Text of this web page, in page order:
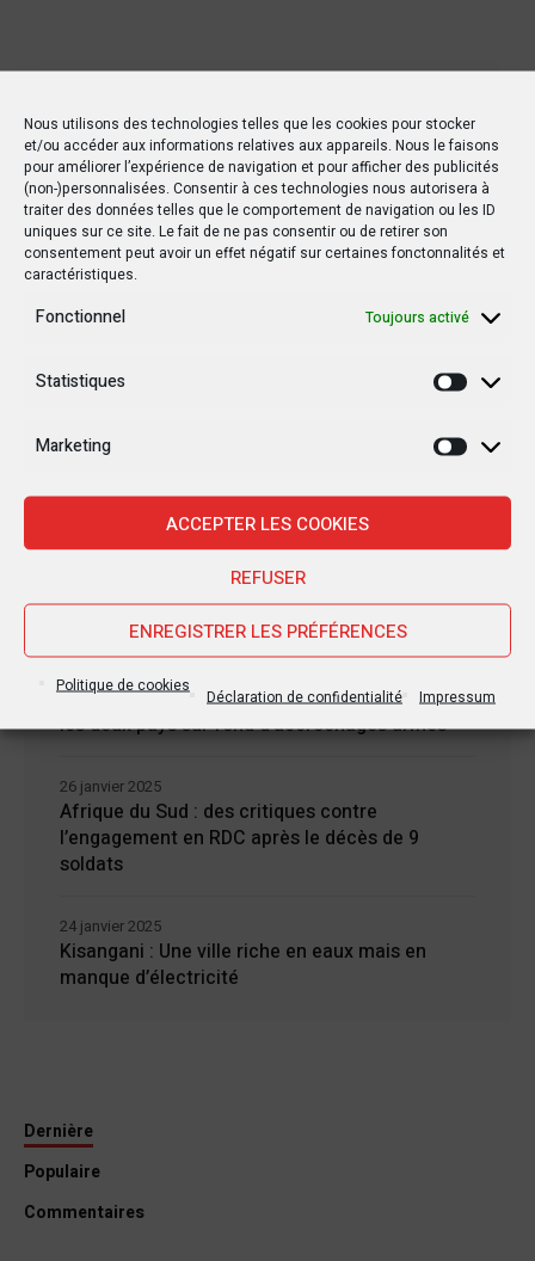
Nous utilisons des technologies telles que les cookies pour stocker
et/ou accéder aux informations relatives aux appareils. Nous le faisons
pour améliorer l’expérience de navigation et pour afficher des publicités
(non-)personnalisées. Consentir à ces technologies nous autorisera à
traiter des données telles que le comportement de navigation ou les ID
uniques sur ce site. Le fait de ne pas consentir ou de retirer son
consentement peut avoir un effet négatif sur certaines fonctonnalités et
caractéristiques.
Fonctionnel Toujours activé
Statistiques
Marketing
ACCEPTER LES COOKIES
REFUSER
ENREGISTRER LES PRÉFÉRENCES
Politique de cookies
Déclaration de confidentialité Impressum
Nouvelles Récentes
Jean-Noël Barrot, chef de la diplomatie
française en RDC : une visite sous haute
tension
30 janvier 2025
dégrade
28 janvier 2025
William Ruto convoque un sommet
extraordinaire de l’EAC pour un face à face
Rappel des diplomates congolais en poste à
Kigali : nouvelle escalade diplomatique entre
les deux pays sur fond d’accrochages armés
Afrique du Sud : des critiques contre
l’engagement en RDC après le décès de 9
soldats
26 janvier 2025
Kisangani : Une ville riche en eaux mais en
manque d’électricité
24 janvier 2025
Dernière
Populaire
Commentaires